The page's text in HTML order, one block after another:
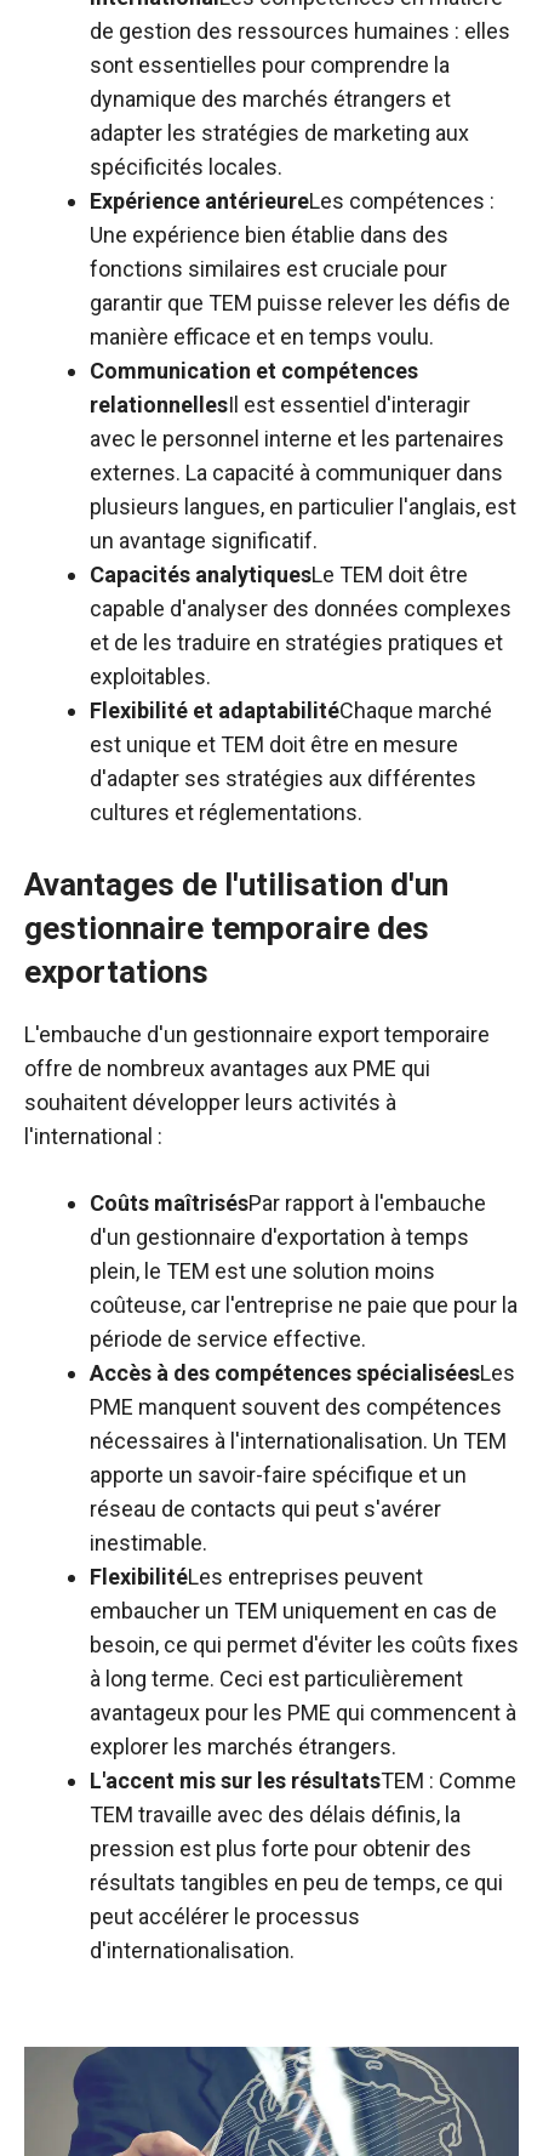
de gestion des ressources humaines : elles
sont essentielles pour comprendre la
dynamique des marchés étrangers et
adapter les stratégies de marketing aux
spécificités locales.
Expérience antérieureLes compétences :
Une expérience bien établie dans des
fonctions similaires est cruciale pour
garantir que TEM puisse relever les défis de
manière efficace et en temps voulu.
Communication et compétences
relationnellesIl est essentiel d'interagir
avec le personnel interne et les partenaires
externes. La capacité à communiquer dans
plusieurs langues, en particulier l'anglais, est
un avantage significatif.
Capacités analytiquesLe TEM doit être
capable d'analyser des données complexes
et de les traduire en stratégies pratiques et
exploitables.
Flexibilité et adaptabilitéChaque marché
est unique et TEM doit être en mesure
d'adapter ses stratégies aux différentes
cultures et réglementations.
Avantages de l'utilisation d'un
gestionnaire temporaire des
exportations
L'embauche d'un gestionnaire export temporaire
offre de nombreux avantages aux PME qui
souhaitent développer leurs activités à
l'international :
Coûts maîtrisésPar rapport à l'embauche
d'un gestionnaire d'exportation à temps
plein, le TEM est une solution moins
coûteuse, car l'entreprise ne paie que pour la
période de service effective.
Accès à des compétences spécialiséesLes
PME manquent souvent des compétences
nécessaires à l'internationalisation. Un TEM
apporte un savoir-faire spécifique et un
réseau de contacts qui peut s'avérer
inestimable.
FlexibilitéLes entreprises peuvent
embaucher un TEM uniquement en cas de
besoin, ce qui permet d'éviter les coûts fixes
à long terme. Ceci est particulièrement
avantageux pour les PME qui commencent à
explorer les marchés étrangers.
L'accent mis sur les résultatsTEM : Comme
TEM travaille avec des délais définis, la
pression est plus forte pour obtenir des
résultats tangibles en peu de temps, ce qui
peut accélérer le processus
d'internationalisation.